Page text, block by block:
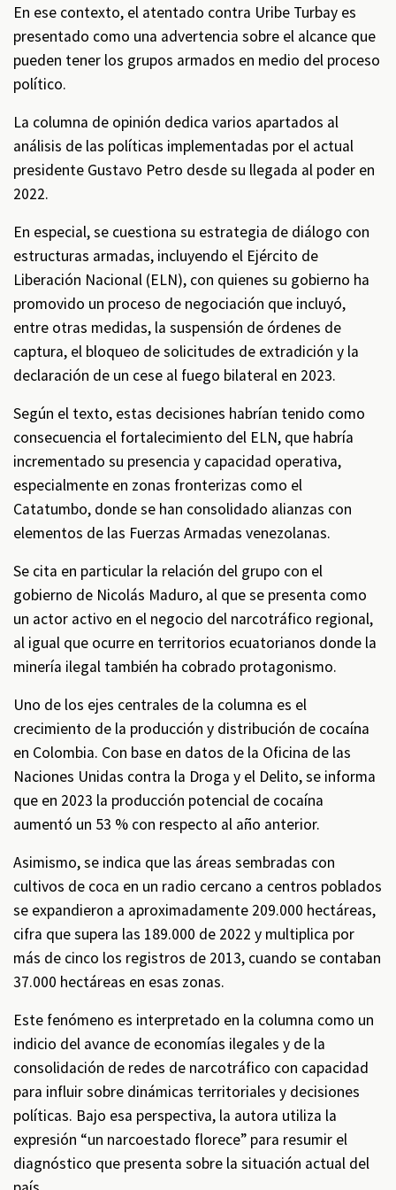
En ese contexto, el atentado contra Uribe Turbay es
presentado como una advertencia sobre el alcance que
pueden tener los grupos armados en medio del proceso
político.
La columna de opinión dedica varios apartados al
análisis de las políticas implementadas por el actual
presidente Gustavo Petro desde su llegada al poder en
2022.
En especial, se cuestiona su estrategia de diálogo con
estructuras armadas, incluyendo el Ejército de
Liberación Nacional (ELN), con quienes su gobierno ha
promovido un proceso de negociación que incluyó,
entre otras medidas, la suspensión de órdenes de
captura, el bloqueo de solicitudes de extradición y la
declaración de un cese al fuego bilateral en 2023.
Según el texto, estas decisiones habrían tenido como
consecuencia el fortalecimiento del ELN, que habría
incrementado su presencia y capacidad operativa,
especialmente en zonas fronterizas como el
Catatumbo, donde se han consolidado alianzas con
elementos de las Fuerzas Armadas venezolanas.
Se cita en particular la relación del grupo con el
gobierno de Nicolás Maduro, al que se presenta como
un actor activo en el negocio del narcotráfico regional,
al igual que ocurre en territorios ecuatorianos donde la
minería ilegal también ha cobrado protagonismo.
Uno de los ejes centrales de la columna es el
crecimiento de la producción y distribución de cocaína
en Colombia. Con base en datos de la Oficina de las
Naciones Unidas contra la Droga y el Delito, se informa
que en 2023 la producción potencial de cocaína
aumentó un 53 % con respecto al año anterior.
Asimismo, se indica que las áreas sembradas con
cultivos de coca en un radio cercano a centros poblados
se expandieron a aproximadamente 209.000 hectáreas,
cifra que supera las 189.000 de 2022 y multiplica por
más de cinco los registros de 2013, cuando se contaban
37.000 hectáreas en esas zonas.
Este fenómeno es interpretado en la columna como un
indicio del avance de economías ilegales y de la
consolidación de redes de narcotráfico con capacidad
para influir sobre dinámicas territoriales y decisiones
políticas. Bajo esa perspectiva, la autora utiliza la
expresión “un narcoestado florece” para resumir el
diagnóstico que presenta sobre la situación actual del